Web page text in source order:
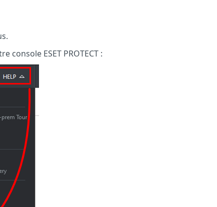
console ESET PROTECT :